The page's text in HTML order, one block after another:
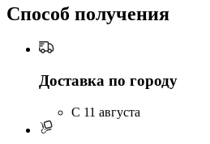
Способ получения
Доставка по городу
C 11 августа